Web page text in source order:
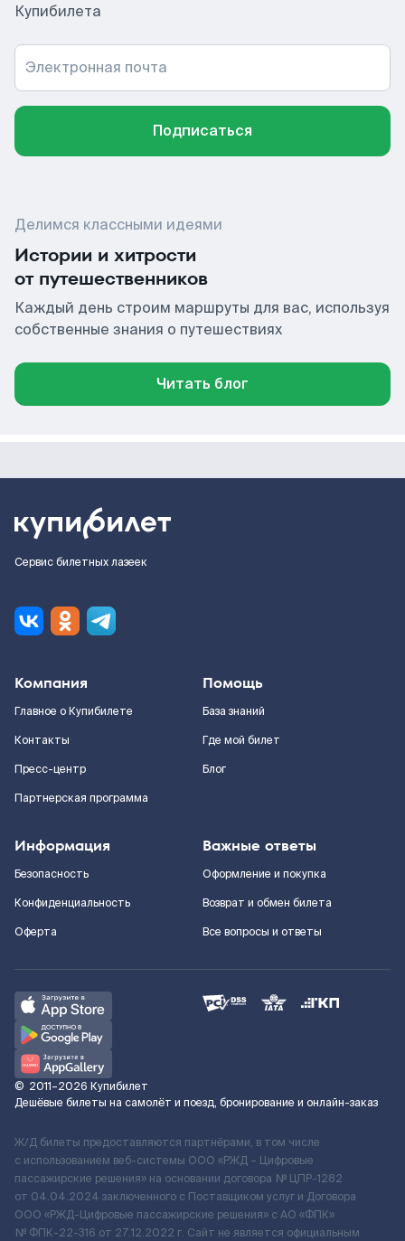
Купибилета
Электронная почта
Подписаться
Делимся классными идеями
Истории и хитрости
от путешественников
Каждый день строим маршруты для вас, используя
собственные знания о путешествиях
Читать блог
Сервис билетных лазеек
Компания
Главное о Купибилете
Контакты
Пресс-центр
Партнерская программа
Помощь
База знаний
Где мой билет
Блог
Информация
Безопасность
Конфиденциальность
Оферта
Важные ответы
Оформление и покупка
Возврат и обмен билета
Все вопросы и ответы
© 2011–2026 Купибилет
Дешёвые билеты на самолёт и поезд, бронирование и онлайн-заказ
Ж/Д билеты предоставляются партнёрами, в том числе
с использованием веб-системы ООО «РЖД – Цифровые
пассажирские решения» на основании договора № ЦПР-1282
от 04.04.2024 заключенного с Поставщиком услуг и Договора
ООО «РЖД-Цифровые пассажирские решения» c АО «ФПК»
№ ФПК-22-316 от 27.12.2022 г. Сайт не является официальным